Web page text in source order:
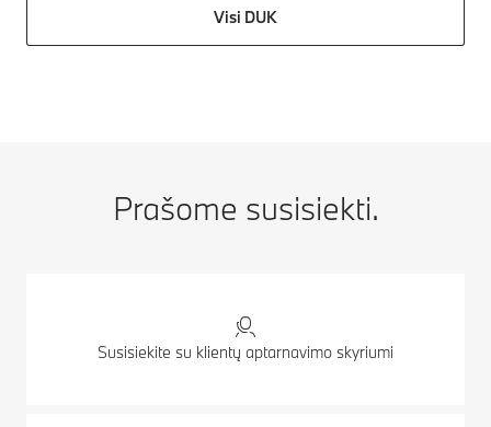
Visi DUK
Prašome susisiekti.
Susisiekite su klientų aptarnavimo skyriumi